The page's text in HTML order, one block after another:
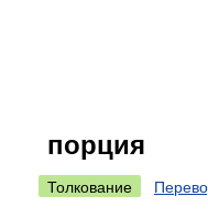
порция
Толкование